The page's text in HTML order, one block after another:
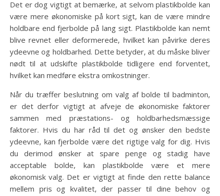
Det er dog vigtigt at bemærke, at selvom plastikbolde kan
være mere økonomiske på kort sigt, kan de være mindre
holdbare end fjerbolde på lang sigt. Plastikbolde kan nemt
blive revnet eller deformerede, hvilket kan påvirke deres
ydeevne og holdbarhed. Dette betyder, at du måske bliver
nødt til at udskifte plastikbolde tidligere end forventet,
hvilket kan medføre ekstra omkostninger.
Når du træffer beslutning om valg af bolde til badminton,
er det derfor vigtigt at afveje de økonomiske faktorer
sammen med præstations- og holdbarhedsmæssige
faktorer. Hvis du har råd til det og ønsker den bedste
ydeevne, kan fjerbolde være det rigtige valg for dig. Hvis
du derimod ønsker at spare penge og stadig have
acceptable bolde, kan plastikbolde være et mere
økonomisk valg. Det er vigtigt at finde den rette balance
mellem pris og kvalitet, der passer til dine behov og